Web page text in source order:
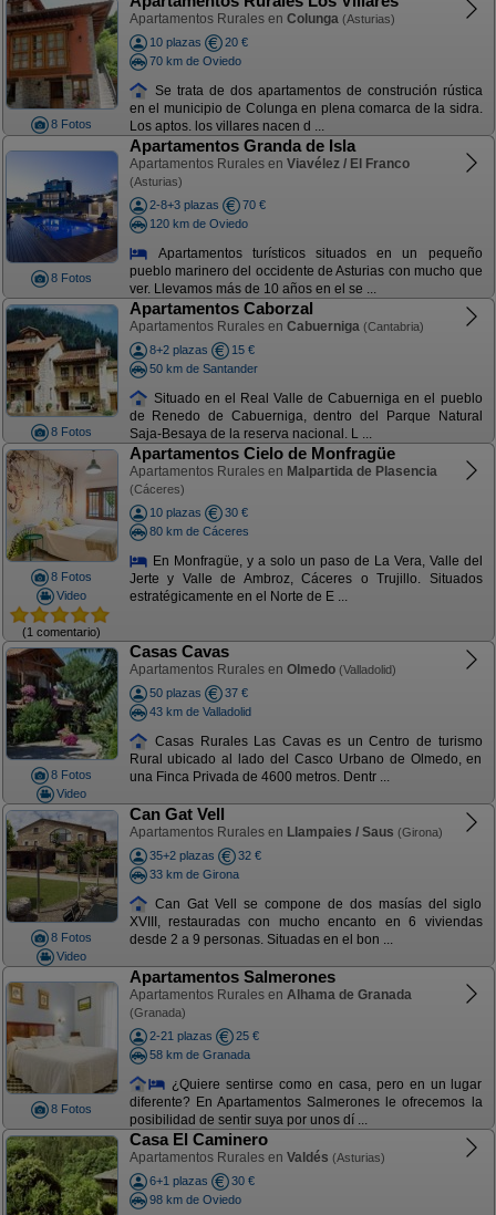
8 Fotos
Apartamentos Rurales en Colunga (Asturias)
10 plazas
20 €
70 km de Oviedo
Se trata de dos apartamentos de construción rústica
en el municipio de Colunga en plena comarca de la sidra.
Los aptos. los villares nacen d ...
8 Fotos
Apartamentos Granda de Isla
Apartamentos Rurales en Viavélez / El Franco
(Asturias)
2-8+3 plazas
70 €
120 km de Oviedo
Apartamentos turísticos situados en un pequeño
pueblo marinero del occidente de Asturias con mucho que
ver. Llevamos más de 10 años en el se ...
8 Fotos
Apartamentos Caborzal
Apartamentos Rurales en Cabuerniga (Cantabria)
8+2 plazas
15 €
50 km de Santander
Situado en el Real Valle de Cabuerniga en el pueblo
de Renedo de Cabuerniga, dentro del Parque Natural
Saja-Besaya de la reserva nacional. L ...
8 Fotos
Video
(1 comentario)
Apartamentos Cielo de Monfragüe
Apartamentos Rurales en Malpartida de Plasencia
(Cáceres)
10 plazas
30 €
80 km de Cáceres
En Monfragüe, y a solo un paso de La Vera, Valle del
Jerte y Valle de Ambroz, Cáceres o Trujillo. Situados
estratégicamente en el Norte de E ...
8 Fotos
Video
Casas Cavas
Apartamentos Rurales en Olmedo (Valladolid)
50 plazas
37 €
43 km de Valladolid
Casas Rurales Las Cavas es un Centro de turismo
Rural ubicado al lado del Casco Urbano de Olmedo, en
una Finca Privada de 4600 metros. Dentr ...
8 Fotos
Video
Can Gat Vell
Apartamentos Rurales en Llampaies / Saus (Girona)
35+2 plazas
32 €
33 km de Girona
Can Gat Vell se compone de dos masías del siglo
XVIII, restauradas con mucho encanto en 6 viviendas
desde 2 a 9 personas. Situadas en el bon ...
8 Fotos
Apartamentos Salmerones
Apartamentos Rurales en Alhama de Granada
(Granada)
2-21 plazas
25 €
58 km de Granada
¿Quiere sentirse como en casa, pero en un lugar
diferente? En Apartamentos Salmerones le ofrecemos la
posibilidad de sentir suya por unos dí ...
Casa El Caminero
Apartamentos Rurales en Valdés (Asturias)
6+1 plazas
30 €
98 km de Oviedo